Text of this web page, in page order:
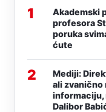
1
Akademski
profesora
poruka
ćute
2
Mediji:
ali zvanično
informaciju,
Dalibor